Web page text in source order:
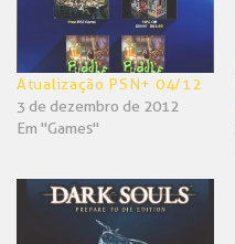
Atualização PSN+ 04/12
3 de dezembro de 2012
Em "Games"